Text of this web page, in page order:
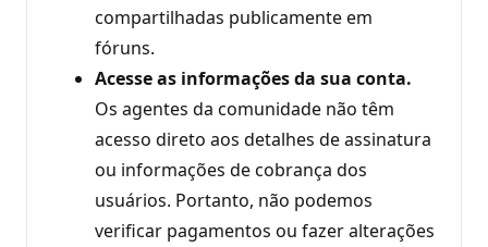
compartilhadas publicamente em
fóruns.
Acesse as informações da sua conta.
Os agentes da comunidade não têm
acesso direto aos detalhes de assinatura
ou informações de cobrança dos
usuários. Portanto, não podemos
verificar pagamentos ou fazer alterações